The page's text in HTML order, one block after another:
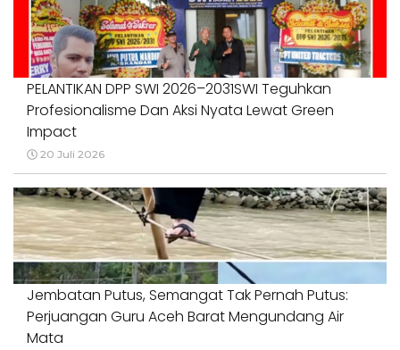
PELANTIKAN DPP SWI 2026–2031SWI Teguhkan
Profesionalisme Dan Aksi Nyata Lewat Green
Impact
20 Juli 2026
Jembatan Putus, Semangat Tak Pernah Putus:
Perjuangan Guru Aceh Barat Mengundang Air
Mata